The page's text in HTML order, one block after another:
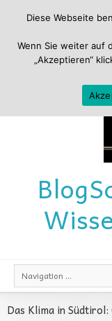
Blog
Navigation ...
Das Klima in
Diese Webseite
Wenn Sie weiter auf
„Akzeptieren“